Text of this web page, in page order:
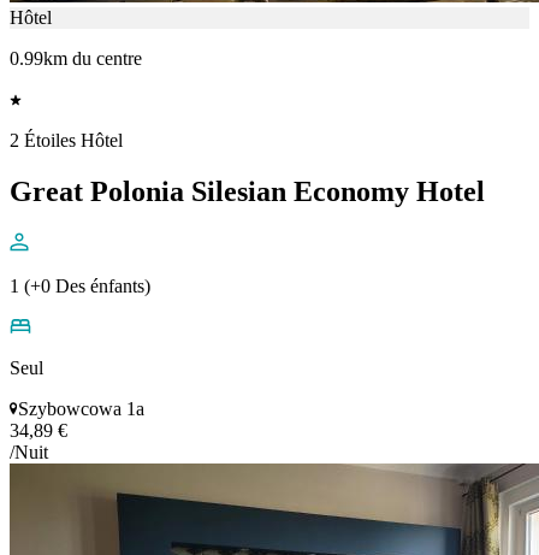
Hôtel
0.99km du centre
2 Étoiles Hôtel
Great Polonia Silesian Economy Hotel
1 (+0 Des énfants)
Seul
Szybowcowa 1a
34,89 €
/Nuit